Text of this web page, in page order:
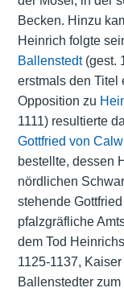
Becken. Hinzu
Heinrich folgte
Ballenstedt(gest.
erstmals den Titel
Opposition zu
1111) resultierte
Gottfried von Calw
bestellte, dessen
nördlichen
stehende
pfalzgräfliche
dem Tod
1125-1137,
Ballenstedter